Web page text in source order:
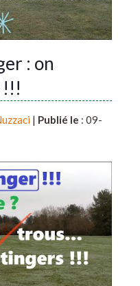
: on
!!!
| Publié le : 09-